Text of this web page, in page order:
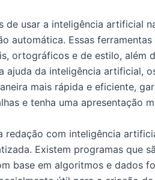
de usar a inteligência artificial
automática. Essas
ortográficos e de estilo, além
ajuda da inteligência artificial,
mais rápida e eficiente,
e tenha uma apresentação
redação com inteligência
Existem programas que
base em algoritmos e dados